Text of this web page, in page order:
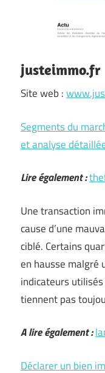
justeimmo.fr
Site web :
Segments du
et analyse
Lire également :
Une transaction
cause d’une
ciblé. Certains
en hausse malgré
indicateurs
tiennent pas
A lire également :
Déclarer un bien